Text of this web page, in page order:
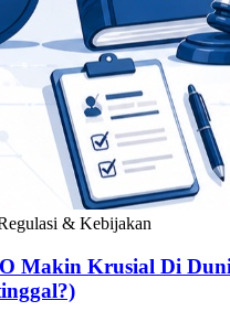
& Kebijakan
Makin Krusial Di